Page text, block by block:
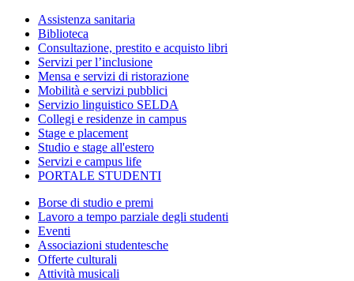
Assistenza sanitaria
Biblioteca
Consultazione, prestito e acquisto libri
Servizi per l’inclusione
Mensa e servizi di ristorazione
Mobilità e servizi pubblici
Servizio linguistico SELDA
Collegi e residenze in campus
Stage e placement
Studio e stage all'estero
Servizi e campus life
PORTALE STUDENTI
Borse di studio e premi
Lavoro a tempo parziale degli studenti
Eventi
Associazioni studentesche
Offerte culturali
Attività musicali